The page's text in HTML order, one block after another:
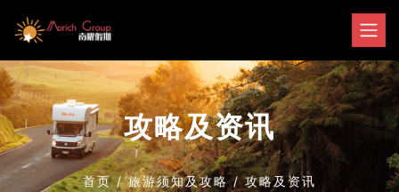
攻略及资讯
首页/旅游须知及攻略/攻略及资讯